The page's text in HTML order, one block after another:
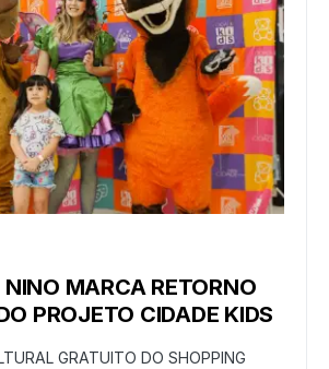
MARCA RETORNO
PROJETO CIDADE KIDS
GRATUITO DO SHOPPING